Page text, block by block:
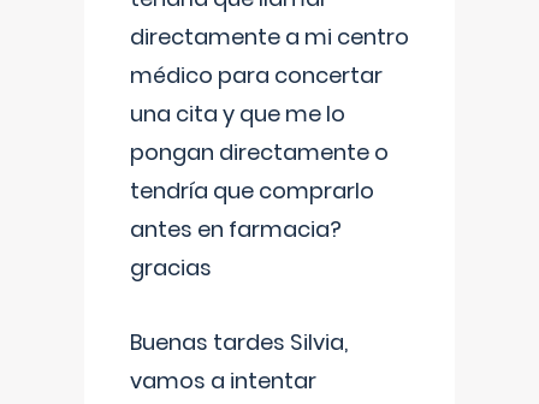
directamente a mi centro
médico para concertar
una cita y que me lo
pongan directamente o
tendría que comprarlo
antes en farmacia?
gracias
Buenas tardes Silvia,
vamos a intentar